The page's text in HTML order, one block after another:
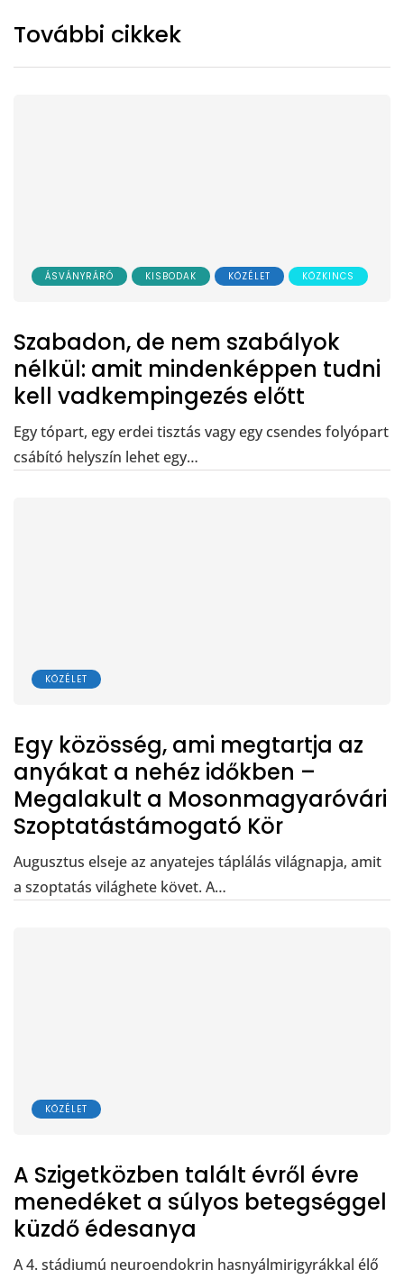
További cikkek
ÁSVÁNYRÁRÓ KISBODAK KÖZÉLET KÖZKINCS
Szabadon, de nem szabályok
nélkül: amit mindenképpen tudni
kell vadkempingezés előtt
Egy tópart, egy erdei tisztás vagy egy csendes folyópart
csábító helyszín lehet egy…
KÖZÉLET
Egy közösség, ami megtartja az
anyákat a nehéz időkben –
Megalakult a Mosonmagyaróvári
Szoptatástámogató Kör
Augusztus elseje az anyatejes táplálás világnapja, amit
a szoptatás világhete követ. A…
KÖZÉLET
A Szigetközben talált évről évre
menedéket a súlyos betegséggel
küzdő édesanya
A 4. stádiumú neuroendokrin hasnyálmirigyrákkal élő